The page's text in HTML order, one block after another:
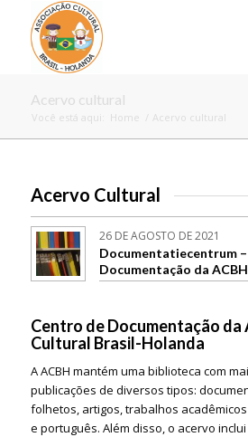
Acervo cultural
Você está aqui: Home / Acervo cultural
Acervo Cultural
26 DE AGOSTO DE 2021
Documentatiecentrum
Documentação da ACBH
Centro de Documentação da
Cultural Brasil-Holanda
A ACBH mantém uma biblioteca com
publicações de diversos tipos:
folhetos, artigos, trabalhos
e português. Além disso, o acervo